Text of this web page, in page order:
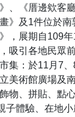
、《厝邊欸客
》及1件位於南
，展期自109
吸引各地民眾
市集：於11月7
美術館廣場及
物、拼貼、點
子體驗、在地